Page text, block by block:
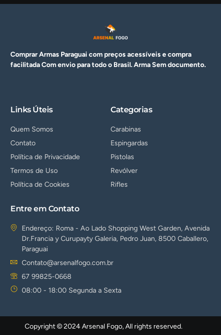
Comprar Armas Paraguai com preços acessíveis e compra
facilitada Com envio para todo o Brasil. ArmaSem documento.
Links Úteis
Quem Somos
Contato
Política de Privacidade
Termos de Uso
Política de Cookies
Categorias
Carabinas
Espingardas
Pistolas
Revólver
Rifles
Entre em Contato
Endereço: Roma - Ao Lado Shopping West Garden, Avenida
Dr.Francia y Curupayty Galeria, Pedro Juan, 8500 Caballero,
Paraguai
Contato@arsenalfogo.com.br
67 99825-0668
08:00 - 18:00 Segunda a Sexta
Copyright © 2024 Arsenal Fogo, All rights reserved.